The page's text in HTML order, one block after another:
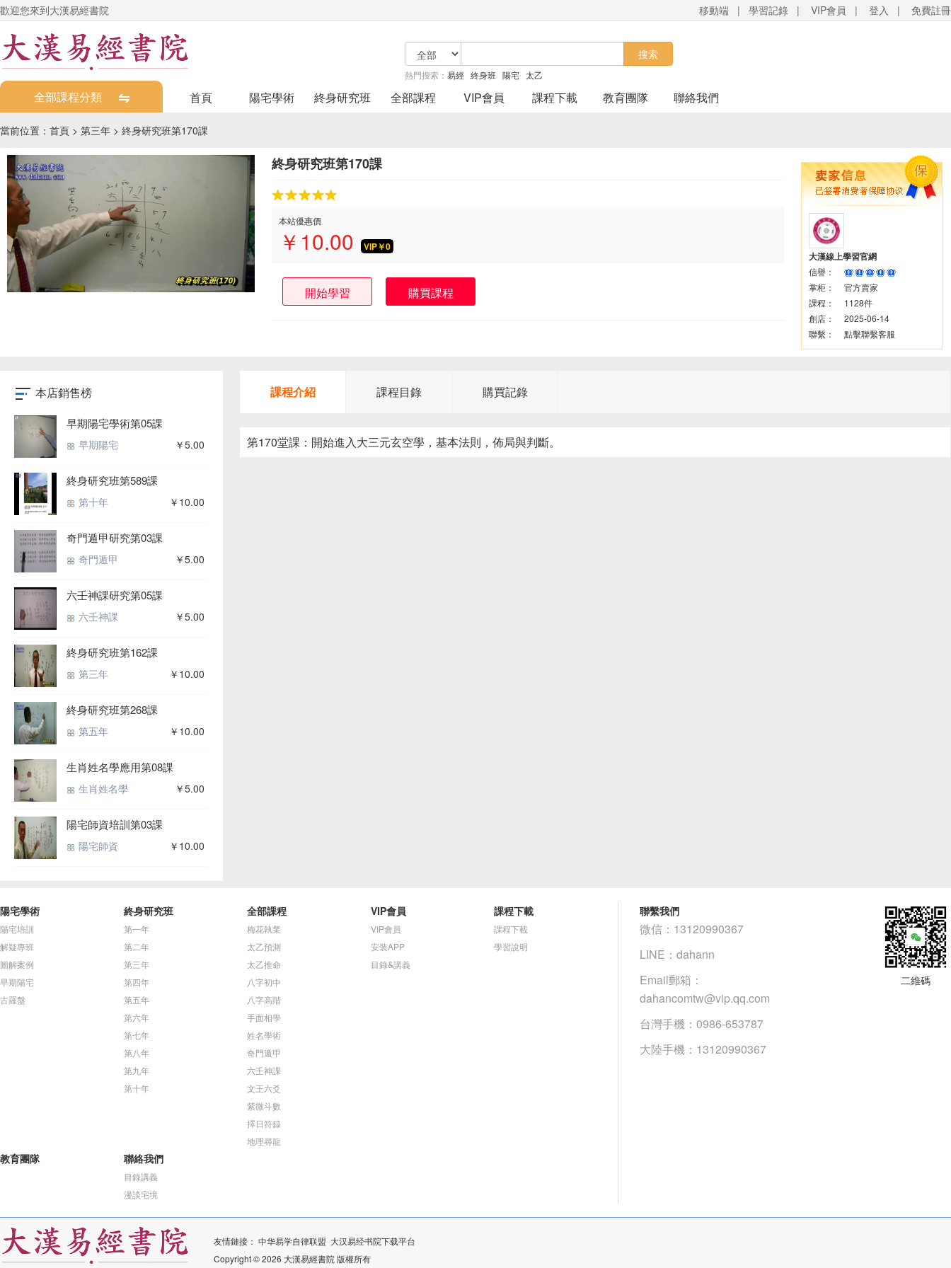
歡迎您來到大漢易經書院 移動端 | 學習記錄 | VIP會員 | 登入 | 免費註冊
搜索
熱門搜索： 易經 終身班 陽宅 太乙
全部課程分類 首頁 陽宅學術 終身研究班 全部課程 VIP會員 課程下載 教育團隊 聯絡我們
當前位置： 首頁 > 第三年 > 終身研究班第170課
終身研究班第170課
本站優惠價
￥ 10.00 VIP￥0
開始學習 購買課程
大漢線上學習官網
信譽：
掌柜：
官方賣家
課程：
1128件
創店：
2025-06-14
聯繫：
點擊聯繫客服
本店銷售榜
早期陽宅學術第05課
早期陽宅 ￥5.00
終身研究班第589課
第十年 ￥10.00
奇門遁甲研究第03課
奇門遁甲 ￥5.00
六壬神課研究第05課
六壬神課 ￥5.00
終身研究班第162課
第三年 ￥10.00
終身研究班第268課
第五年 ￥10.00
生肖姓名學應用第08課
生肖姓名學 ￥5.00
陽宅師資培訓第03課
陽宅師資 ￥10.00
課程介紹 課程目錄 購買記錄
第170堂課：開始進入大三元玄空學，基本法則，佈局與判斷。
陽宅學術
陽宅培訓
解疑專班
圖解案例
早期陽宅
古羅盤
終身研究班
第一年
第二年
第三年
第四年
第五年
第六年
第七年
第八年
第九年
第十年
全部課程
梅花執業
太乙預測
太乙推命
八字初中
八字高階
手面相學
姓名學術
奇門遁甲
六壬神課
文王六爻
紫微斗數
擇日符籙
地理尋龍
VIP會員
VIP會員
安装APP
目錄&講義
課程下載
課程下載
學習說明
教育團隊 聯絡我們
目錄講義
漫談宅境
聯繫我們
微信：13120990367
LINE：dahann
Email郵箱：
dahancomtw@vip.qq.com
台灣手機：0986-653787
大陸手機：13120990367
二維碼
友情鏈接： 中华易学自律联盟 大汉易经书院下载平台
Copyright © 2026 大漢易經書院 版權所有